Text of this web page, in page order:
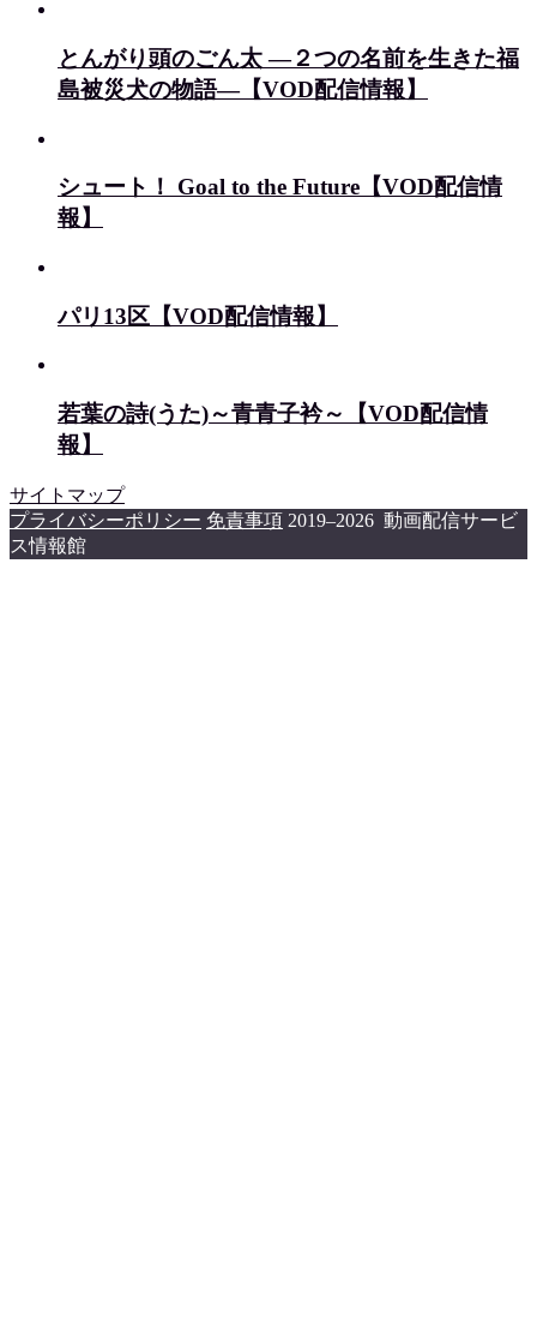
とんがり頭のごん太 ―２つの名前を生きた福
島被災犬の物語―【VOD配信情報】
シュート！ Goal to the Future【VOD配信情
報】
パリ13区【VOD配信情報】
若葉の詩(うた)～青青子衿～【VOD配信情
報】
サイトマップ
プライバシーポリシー 免責事項 2019–2026 動画配信サービ
ス情報館